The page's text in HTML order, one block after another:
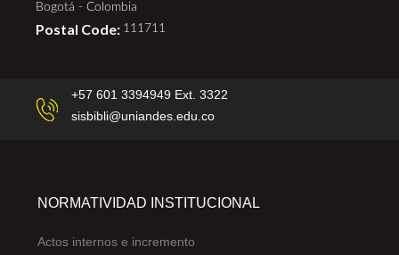
Bogotá - Colombia
Postal Code: 111711
+57 601 3394949 Ext. 3322
sisbibli@uniandes.edu.co
NORMATIVIDAD INSTITUCIONAL
Actos internos e incremento